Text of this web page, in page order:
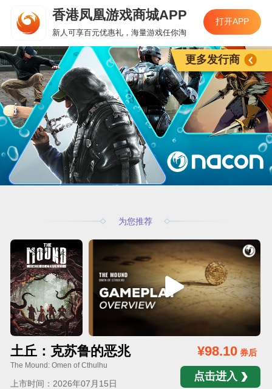
香港凤凰游戏商城APP
新人可享百元优惠礼，海量游戏任你淘
打开APP
为您推荐
土丘：克苏鲁的恶兆
The Mound: Omen of Cthulhu
上市时间：2026年07月15日
¥98.10券后
点击进入
更多发行商